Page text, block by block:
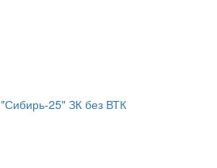
25" ЗК без ВТК